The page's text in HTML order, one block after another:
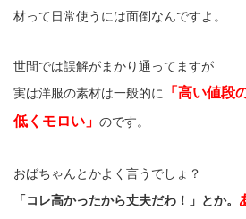
材って日常使うには面倒なんですよ。
世間では誤解がまかり通ってますが
実は洋服の素材は一般的に 「高い値段
低くモロい」 のです。
おばちゃんとかよく言うでしょ？
「コレ高かったから丈夫だわ！」とか。